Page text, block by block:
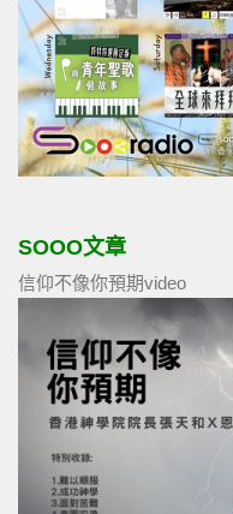
SOOO文章
信仰不像你預期video